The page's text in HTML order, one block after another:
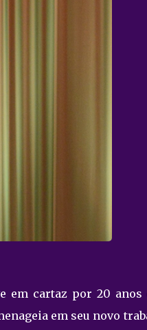
em cartaz por 20 anos
em seu novo